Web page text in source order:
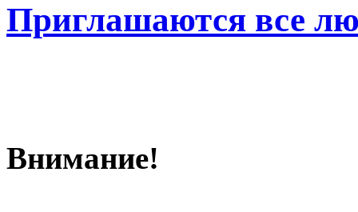
Приглашаются все
Внимание!